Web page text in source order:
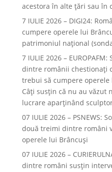
acestora în alte ţări sau în
7 IULIE 2026 – DIGI24:
cumpere operele lui
patrimoniul național
7 IULIE 2026 – EUROPAFM:
dintre românii chestionați
trebui să cumpere
Câți susțin că nu au văzut
lucrare aparținând
07 IULIE 2026 – PSNEWS:
două treimi dintre români
operele lui Brâncuși
07 IULIE 2026 –
dintre români susțin